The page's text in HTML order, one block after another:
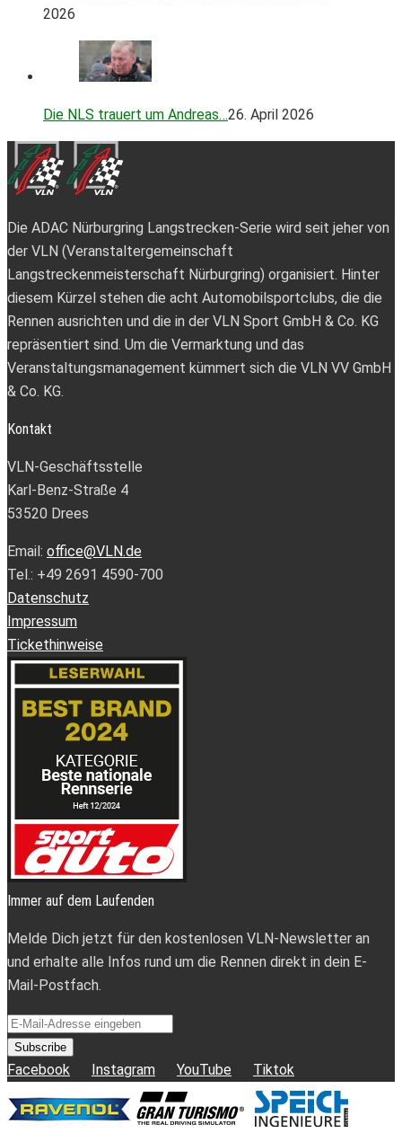
2026
Die NLS trauert um Andreas…26. April 2026
Die ADAC Nürburgring Langstrecken-Serie wird seit jeher von
der VLN (Veranstaltergemeinschaft
Langstreckenmeisterschaft Nürburgring) organisiert. Hinter
diesem Kürzel stehen die acht Automobilsportclubs, die die
Rennen ausrichten und die in der VLN Sport GmbH & Co. KG
repräsentiert sind. Um die Vermarktung und das
Veranstaltungsmanagement kümmert sich die VLN VV GmbH
& Co. KG.
Kontakt
VLN-Geschäftsstelle
Karl-Benz-Straße 4
53520 Drees
Email: office@VLN.de
Tel.: +49 2691 4590-700
Datenschutz
Impressum
Tickethinweise
Immer auf dem Laufenden
Melde Dich jetzt für den kostenlosen VLN-Newsletter an
und erhalte alle Infos rund um die Rennen direkt in dein E-
Mail-Postfach.
Subscribe
Facebook Instagram YouTube Tiktok